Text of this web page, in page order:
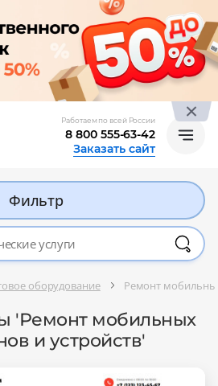
Работаем по всей России
8 800 555-63-42
Заказать сайт
Фильтр
оборудование Ремонт
'Ремонт мобильных
и устройств'